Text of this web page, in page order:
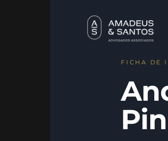
FICHA DE